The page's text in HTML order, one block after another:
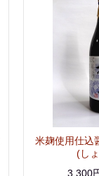
米麹使用仕
(し
3,300